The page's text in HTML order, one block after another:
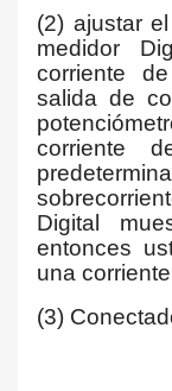
(2) ajustar
medidor
corriente
salida de
corriente
Digital
entonces
una
(3)